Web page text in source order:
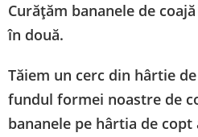
Curățăm bananele de
în două.
Tăiem un cerc din hârtie
fundul formei noastre de
bananele pe hârtia de